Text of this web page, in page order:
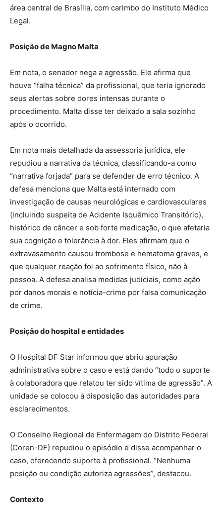
área central de Brasília, com carimbo do Instituto Médico
Legal.
Posição de Magno Malta
Em nota, o senador nega a agressão. Ele afirma que
houve “falha técnica” da profissional, que teria ignorado
seus alertas sobre dores intensas durante o
procedimento. Malta disse ter deixado a sala sozinho
após o ocorrido.
Em nota mais detalhada da assessoria jurídica, ele
repudiou a narrativa da técnica, classificando-a como
“narrativa forjada” para se defender de erro técnico. A
defesa menciona que Malta está internado com
investigação de causas neurológicas e cardiovasculares
(incluindo suspeita de Acidente Isquêmico Transitório),
histórico de câncer e sob forte medicação, o que afetaria
sua cognição e tolerância à dor. Eles afirmam que o
extravasamento causou trombose e hematoma graves, e
que qualquer reação foi ao sofrimento físico, não à
pessoa. A defesa analisa medidas judiciais, como ação
por danos morais e notícia-crime por falsa comunicação
de crime.
Posição do hospital e entidades
O Hospital DF Star informou que abriu apuração
administrativa sobre o caso e está dando “todo o suporte
à colaboradora que relatou ter sido vítima de agressão”. A
unidade se colocou à disposição das autoridades para
esclarecimentos.
O Conselho Regional de Enfermagem do Distrito Federal
(Coren-DF) repudiou o episódio e disse acompanhar o
caso, oferecendo suporte à profissional. “Nenhuma
posição ou condição autoriza agressões”, destacou.
Contexto